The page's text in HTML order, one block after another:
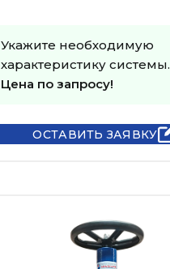
Укажите необходимую
характеристику системы.
Цена по запросу!
ОСТАВИТЬ ЗАЯВКУ